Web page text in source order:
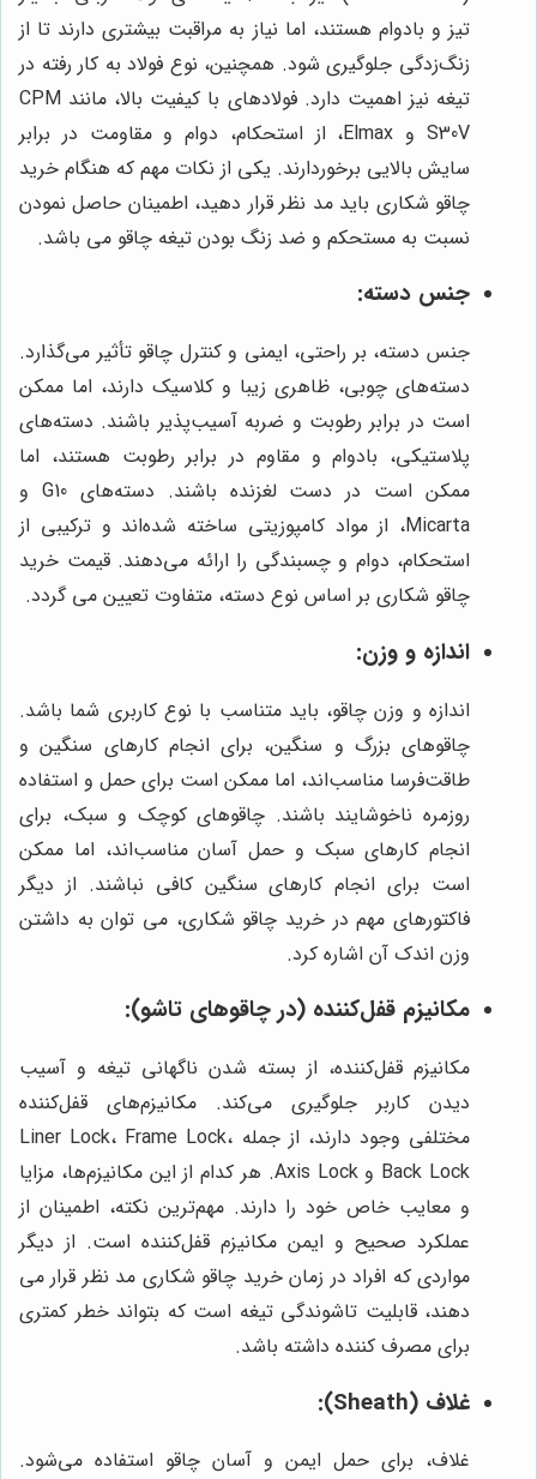
تیز و بادوام هستند، اما نیاز به مراقبت بیشتری دارند تا از
زنگ‌زدگی جلوگیری شود. همچنین، نوع فولاد به کار رفته در
تیغه نیز اهمیت دارد. فولادهای با کیفیت بالا، مانند CPM
S30V و Elmax، از استحکام، دوام و مقاومت در برابر
سایش بالایی برخوردارند. یکی از نکات مهم که هنگام خرید
چاقو شکاری باید مد نظر قرار دهید، اطمینان حاصل نمودن
نسبت به مستحکم و ضد زنگ بودن تیغه چاقو می باشد.
جنس دسته:
جنس دسته، بر راحتی، ایمنی و کنترل چاقو تأثیر می‌گذارد.
دسته‌های چوبی، ظاهری زیبا و کلاسیک دارند، اما ممکن
است در برابر رطوبت و ضربه آسیب‌پذیر باشند. دسته‌های
پلاستیکی، بادوام و مقاوم در برابر رطوبت هستند، اما
ممکن است در دست لغزنده باشند. دسته‌های G10 و
Micarta، از مواد کامپوزیتی ساخته شده‌اند و ترکیبی از
استحکام، دوام و چسبندگی را ارائه می‌دهند. قیمت خرید
چاقو شکاری بر اساس نوع دسته، متفاوت تعیین می گردد.
اندازه و وزن:
اندازه و وزن چاقو، باید متناسب با نوع کاربری شما باشد.
چاقوهای بزرگ و سنگین، برای انجام کارهای سنگین و
طاقت‌فرسا مناسب‌اند، اما ممکن است برای حمل و استفاده
روزمره ناخوشایند باشند. چاقوهای کوچک و سبک، برای
انجام کارهای سبک و حمل آسان مناسب‌اند، اما ممکن
است برای انجام کارهای سنگین کافی نباشند. از دیگر
فاکتورهای مهم در خرید چاقو شکاری، می توان به داشتن
وزن اندک آن اشاره کرد.
مکانیزم قفل‌کننده (در چاقوهای تاشو):
مکانیزم قفل‌کننده، از بسته شدن ناگهانی تیغه و آسیب
دیدن کاربر جلوگیری می‌کند. مکانیزم‌های قفل‌کننده
مختلفی وجود دارند، از جمله Liner Lock، Frame Lock،
Back Lock و Axis Lock. هر کدام از این مکانیزم‌ها، مزایا
و معایب خاص خود را دارند. مهم‌ترین نکته، اطمینان از
عملکرد صحیح و ایمن مکانیزم قفل‌کننده است. از دیگر
مواردی که افراد در زمان خرید چاقو شکاری مد نظر قرار می
دهند، قابلیت تاشوندگی تیغه است که بتواند خطر کمتری
برای مصرف کننده داشته باشد.
غلاف (Sheath):
غلاف، برای حمل ایمن و آسان چاقو استفاده می‌شود.